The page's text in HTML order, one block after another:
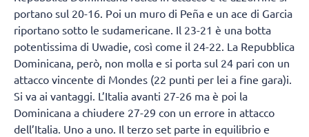
portano sul 20-16. Poi un muro di Peña e un ace di Garcia
riportano sotto le sudamericane. Il 23-21 è una botta
potentissima di Uwadie, così come il 24-22. La Repubblica
Dominicana, però, non molla e si porta sul 24 pari con un
attacco vincente di Mondes (22 punti per lei a fine gara)i.
Si va ai vantaggi. L’Italia avanti 27-26 ma è poi la
Dominicana a chiudere 27-29 con un errore in attacco
dell’Italia. Uno a uno. Il terzo set parte in equilibrio e